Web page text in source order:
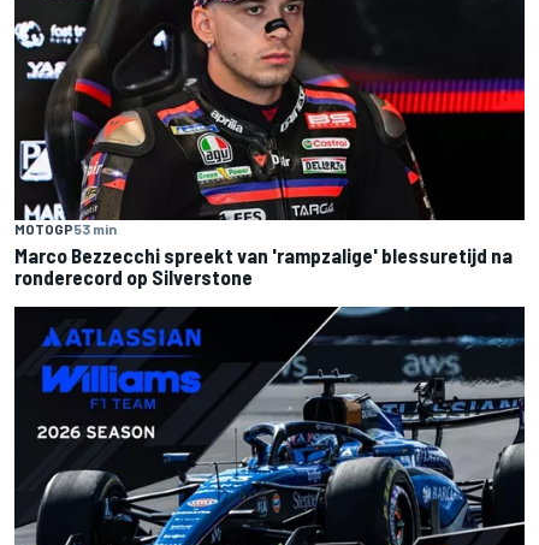
MOTOGP53 min
Marco Bezzecchi spreekt van 'rampzalige' blessuretijd na
ronderecord op Silverstone